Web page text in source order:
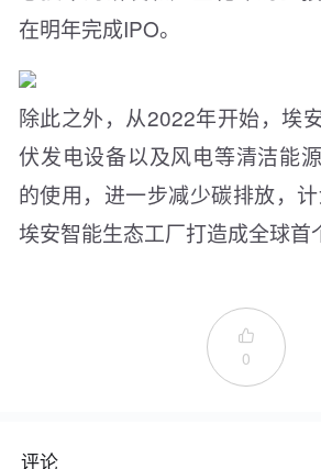
在明年完成IPO。
除此之外，从2022年开始，埃
伏发电设备以及风电等清洁能
的使用，进一步减少碳排放，
埃安智能生态工厂打造成全球首

0
评论